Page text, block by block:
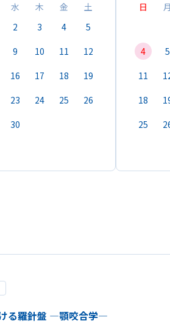
水 木 金
土
2 3 4
5
9 10 11
12
16 17 18
19
23 24 25
26
30
日
4
5
11
18
25
る羅針盤 ―顎咬合学―